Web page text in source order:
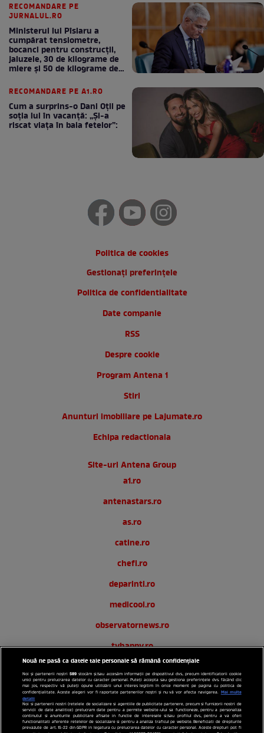
RECOMANDARE PE
JURNALUL.RO
Ministerul lui Pîslaru a
cumpărat tensiometre,
bocanci pentru construcții,
jaluzele, 30 de kilograme de
miere și 50 de kilograme de
RECOMANDARE PE A1.RO
Cum a surprins-o Dani Oțil pe
soția lui în vacanță: „Și-a
riscat viața în baia fetelor”:
Politica de cookies
Gestionați preferințele
Politica de confidentialitate
Date companie
RSS
Despre cookie
Program Antena 1
Stiri
Anunturi imobiliare pe Lajumate.ro
Echipa redactionala
Site-uri Antena Group
a1.ro
antenastars.ro
as.ro
catine.ro
chefi.ro
deparinti.ro
medicool.ro
observatornews.ro
tvhappy.ro
useit.ro
zutv.ro
Trends AntenaPLAY
AntenaPLAY
Nouă ne pasă ca datele tale personale să rămână confidențiale
Noi și partenerii noștri589 stocăm și/sau accesăm informații pe dispozitivul dvs., precum identificatorii cookie
unici pentru prelucrarea datelor cu caracter personal. Puteți accepta sau gestiona preferințele dvs. făcând clic
mai jos, respectiv vă puteți opune utilizării unui interes legitim în orice moment pe pagina cu politica de
confidențialitate. Aceste alegeri vor fi raportate partenerilor noștri și nu vă vor afecta navigarea. Mai multe
detalii
Noi si partenerii nostri (retelele de socializare si agentiile de publicitate partenere, precum si furnizorii nostri de
servicii de date analitice) prelucram date pentru a permite website-ului sa functioneze, pentru a personaliza
continutul si anunturile publicitare afisate in functie de interesele si/sau profilul dvs., pentru a va oferi
functionalitati aferente retelelor de socializare si pentru a analiza traficul pe website. Beneficiati de drepturile
prevazute de art. 15-22 din GDPR in legatura cu prelucrarea datelor cu caracter personal. Aceste drepturi pot fi